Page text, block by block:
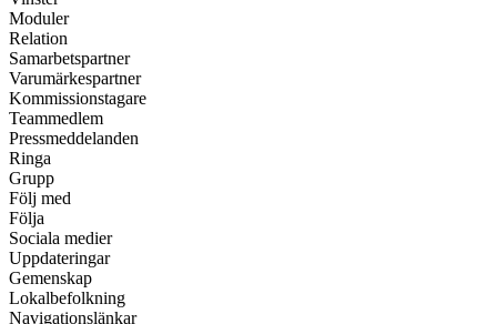
Moduler
Relation
Samarbetspartner
Varumärkespartner
Kommissionstagare
Teammedlem
Pressmeddelanden
Ringa
Grupp
Följ med
Följa
Sociala medier
Uppdateringar
Gemenskap
Lokalbefolkning
Navigationslänkar